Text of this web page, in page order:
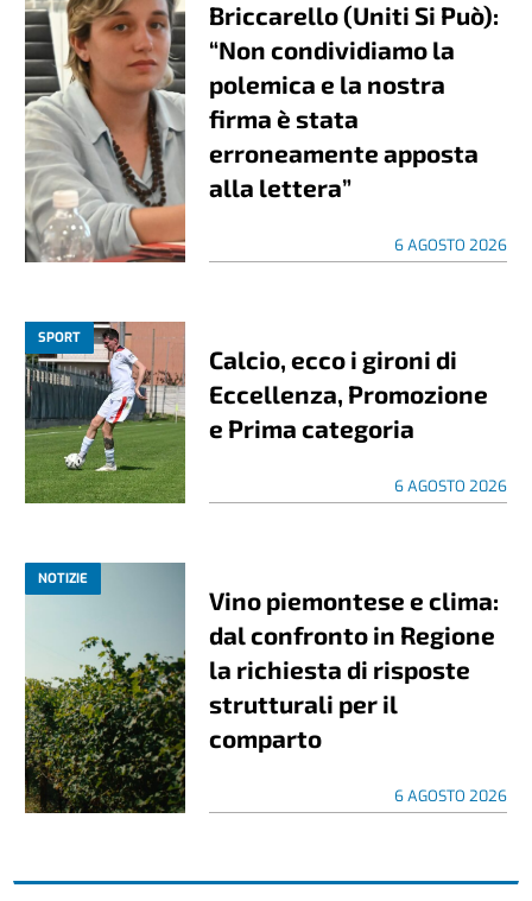
Briccarello (Uniti Si Può):
“Non condividiamo la
polemica e la nostra
firma è stata
erroneamente apposta
alla lettera”
6 AGOSTO 2026
SPORT
Calcio, ecco i gironi di
Eccellenza, Promozione
e Prima categoria
6 AGOSTO 2026
NOTIZIE
Vino piemontese e clima:
dal confronto in Regione
la richiesta di risposte
strutturali per il
comparto
6 AGOSTO 2026